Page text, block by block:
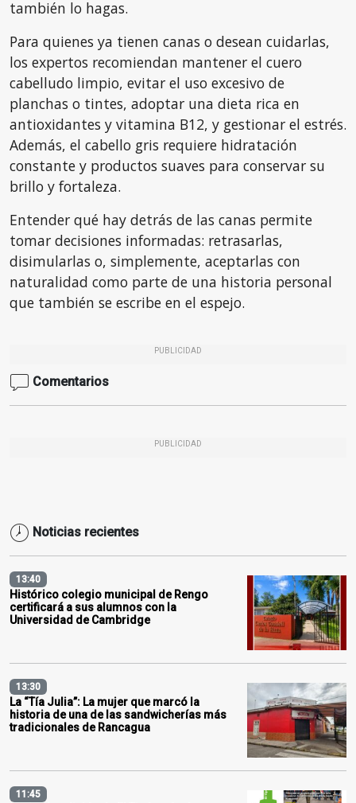
también lo hagas.
Para quienes ya tienen canas o desean cuidarlas,
los expertos recomiendan mantener el cuero
cabelludo limpio, evitar el uso excesivo de
planchas o tintes, adoptar una dieta rica en
antioxidantes y vitamina B12, y gestionar el estrés.
Además, el cabello gris requiere hidratación
constante y productos suaves para conservar su
brillo y fortaleza.
Entender qué hay detrás de las canas permite
tomar decisiones informadas: retrasarlas,
disimularlas o, simplemente, aceptarlas con
naturalidad como parte de una historia personal
que también se escribe en el espejo.
PUBLICIDAD
Comentarios
PUBLICIDAD
Noticias recientes
13:40
Histórico colegio municipal de Rengo
certificará a sus alumnos con la
Universidad de Cambridge
13:30
La “Tía Julia”: La mujer que marcó la
historia de una de las sandwicherías más
tradicionales de Rancagua
11:45